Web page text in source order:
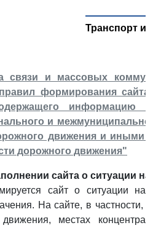
Транспорт и
связи и массовых
формирования
информацию
и
движения и
дорожного движения"
сайта о ситуации на
сайт о ситуации на
На сайте, в частности,
движения, местах